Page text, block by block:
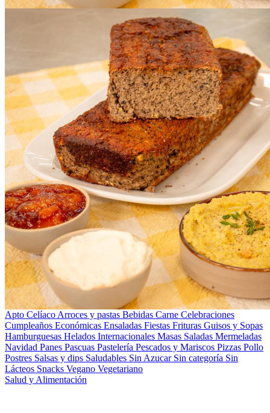
Apto Celíaco Arroces y pastas Bebidas Carne Celebraciones
Cumpleaños Económicas Ensaladas Fiestas Frituras Guisos y Sopas
Hamburguesas Helados Internacionales Masas Saladas Mermeladas
Navidad Panes Pascuas Pastelería Pescados y Mariscos Pizzas Pollo
Postres Salsas y dips Saludables Sin Azucar Sin categoría Sin
Lácteos Snacks Vegano Vegetariano
Salud y Alimentación